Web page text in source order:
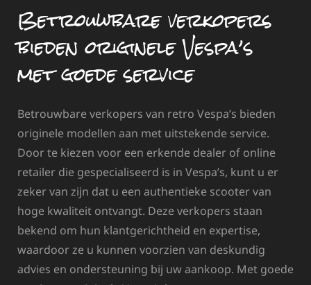
Betrouwbare verkopers
bieden originele Vespa’s
met goede service
Betrouwbare verkopers van retro Vespa’s bieden
originele modellen aan met uitstekende service.
Door te kiezen voor een erkende dealer of online
retailer die gespecialiseerd is in Vespa’s, kunt u er
zeker van zijn dat u een authentieke scooter van
hoge kwaliteit ontvangt. Deze verkopers staan
bekend om hun klantgerichtheid en expertise,
waardoor ze u kunnen voorzien van deskundig
advies en ondersteuning bij uw aankoop. Met goede